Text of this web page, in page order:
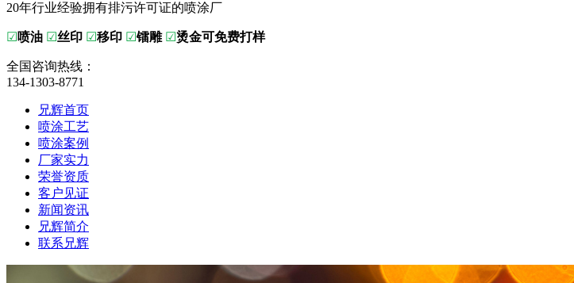
20年行业经验拥有排污许可证的喷涂厂
☑喷油 ☑丝印 ☑移印 ☑镭雕 ☑烫金可免费打样
全国咨询热线：
134-1303-8771
兄辉首页
喷涂工艺
喷涂案例
厂家实力
荣誉资质
客户见证
新闻资讯
兄辉简介
联系兄辉